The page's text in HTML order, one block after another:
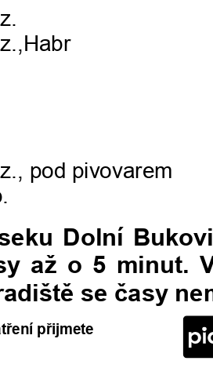
přijmete
pod pivovarem
Dolní
až o 5 minut.
se časy